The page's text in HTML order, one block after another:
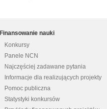
Finansowanie nauki
Konkursy
Panele NCN
Najczęściej zadawane pytania
Informacje dla realizujących projekty
Pomoc publiczna
Statystyki konkursów